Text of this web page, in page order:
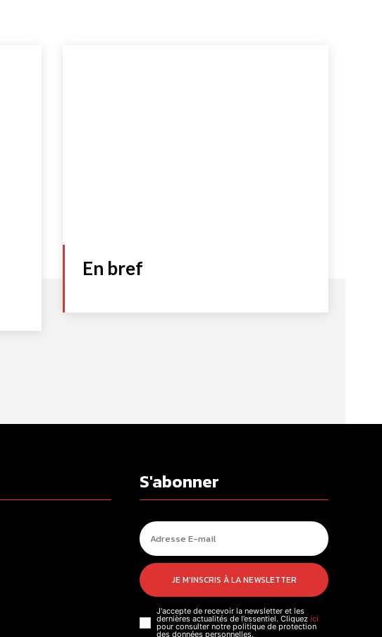
En bref
S'abonner
JE M'INSCRIS À LA NEWSLETTER
J'accepte de recevoir la newsletter et les
dernières actualités de l’essentiel. Cliquez ici
pour consulter notre politique de protection
des données personnelles.